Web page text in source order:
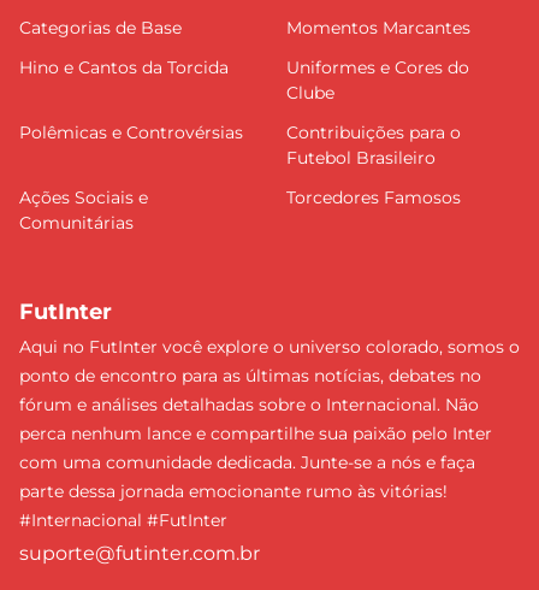
Categorias de Base
Momentos Marcantes
Hino e Cantos da Torcida
Uniformes e Cores do
Clube
Polêmicas e Controvérsias
Contribuições para o
Futebol Brasileiro
Ações Sociais e
Comunitárias
Torcedores Famosos
FutInter
Aqui no FutInter você explore o universo colorado, somos o
ponto de encontro para as últimas notícias, debates no
fórum e análises detalhadas sobre o Internacional. Não
perca nenhum lance e compartilhe sua paixão pelo Inter
com uma comunidade dedicada. Junte-se a nós e faça
parte dessa jornada emocionante rumo às vitórias!
#Internacional #FutInter
suporte@futinter.com.br